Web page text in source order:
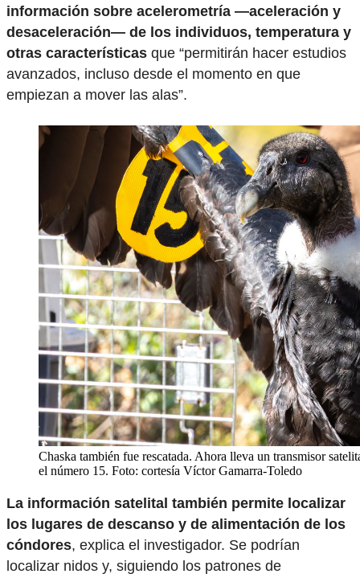
información sobre acelerometría —aceleración y
desaceleración— de los individuos, temperatura y
otras características que “permitirán hacer estudios
avanzados, incluso desde el momento en que
empiezan a mover las alas”.
Chaska también fue rescatada. Ahora lleva un transmisor
el número 15. Foto: cortesía Víctor Gamarra-Toledo
La información satelital también permite localizar
los lugares de descanso y de alimentación de los
cóndores, explica el investigador. Se podrían
localizar nidos y, siguiendo los patrones de